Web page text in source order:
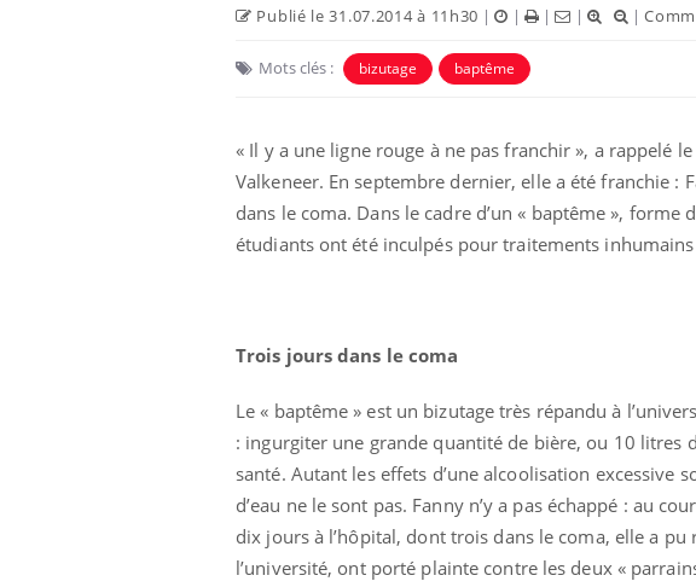
Publié le 31.07.2014 à 11h30 | | | | |
Mots clés : bizutage baptême
« Il y a une ligne rouge à ne pas franchir », a rappelé
Valkeneer. En septembre dernier, elle a été franchie
dans le coma. Dans le cadre d’un « baptême »,
étudiants ont été inculpés pour traitements
Trois jours dans le coma
Le « baptême » est un bizutage très répandu à
: ingurgiter une grande quantité de bière, ou 10 litres
santé. Autant les effets d’une alcoolisation excessive
d’eau ne le sont pas. Fanny n’y a pas échappé : au
dix jours à l’hôpital, dont trois dans le coma, elle a
l’université, ont porté plainte contre les deux «
Eczéma Chronique
expliquer ma
Il y a des sujets qui
d'autres non ! D'un
questions sur la